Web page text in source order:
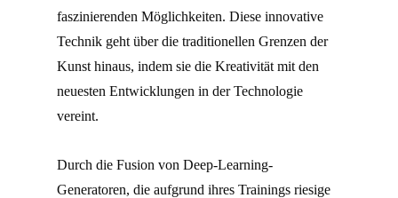
faszinierenden Möglichkeiten. Diese innovative
Technik geht über die traditionellen Grenzen der
Kunst hinaus, indem sie die Kreativität mit den
neuesten Entwicklungen in der Technologie
vereint.
Durch die Fusion von Deep-Learning-
Generatoren, die aufgrund ihres Trainings riesige